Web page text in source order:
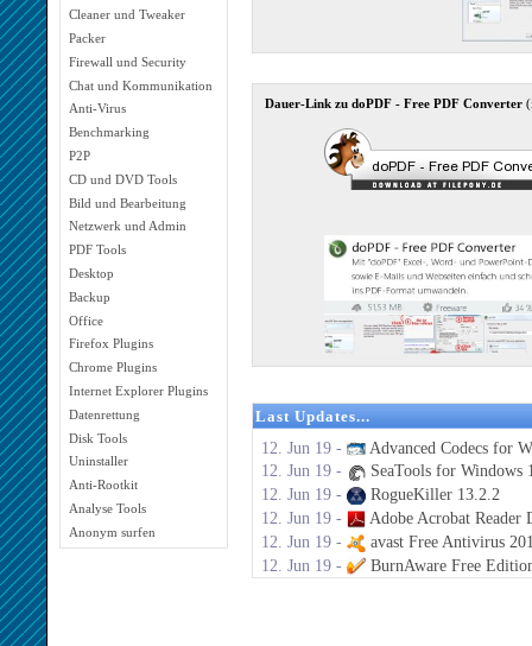
Cleaner und Tweaker
Packer
Firewall und Security
Chat und Kommunikation
Anti-Virus
Benchmarking
P2P
CD und DVD Tools
Bild und Bearbeitung
Netzwerk und Admin
PDF Tools
Desktop
Backup
Office
Firefox Plugins
Chrome Plugins
Internet Explorer Plugins
Datenrettung
Disk Tools
Uninstaller
Anti-Rootkit
Analyse Tools
Anonym surfen
Dauer-Link zu doPDF - Free PDF Converter
Last Updates...
12. Jun 19 -
Advanced Codecs for
12. Jun 19 -
SeaTools for Windows
12. Jun 19 -
RogueKiller 13.2.2
12. Jun 19 -
Adobe Acrobat Reader
12. Jun 19 -
avast Free Antivirus
12. Jun 19 -
BurnAware Free